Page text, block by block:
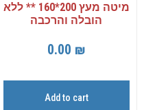
מיטה מעץ 200*160 ** ללא
הובלה והרכבה
0.00 ₪
Add to cart